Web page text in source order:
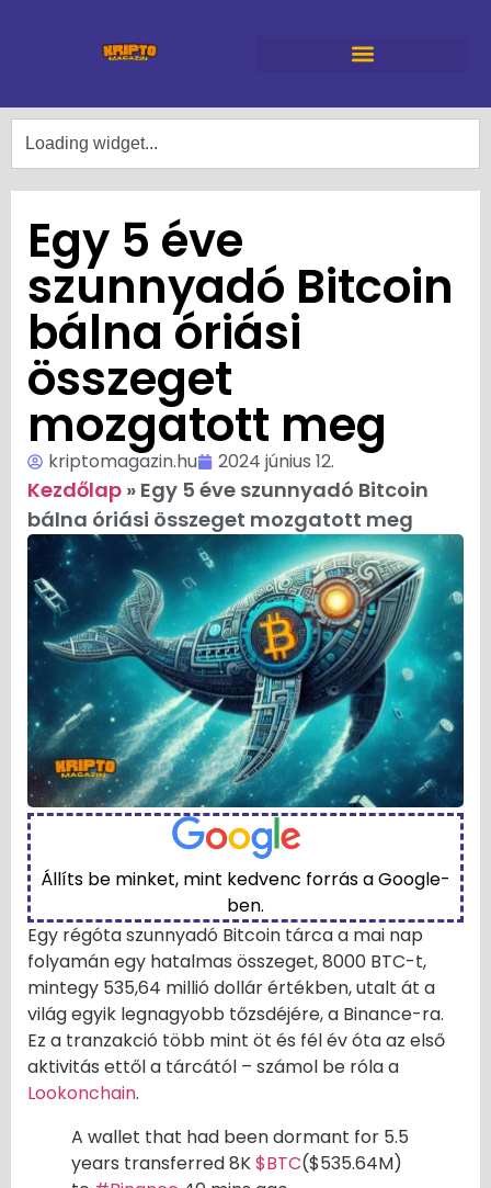
Egy 5 éve
szunnyadó Bitcoin
bálna óriási
összeget
mozgatott meg
kriptomagazin.hu 2024 június 12.
Kezdőlap » Egy 5 éve szunnyadó Bitcoin
bálna óriási összeget mozgatott meg
Állíts be minket, mint kedvenc forrás a Google-
ben.
Egy régóta szunnyadó Bitcoin tárca a mai nap
folyamán egy hatalmas összeget, 8000 BTC-t,
mintegy 535,64 millió dollár értékben, utalt át a
világ egyik legnagyobb tőzsdéjére, a Binance-ra.
Ez a tranzakció több mint öt és fél év óta az első
aktivitás ettől a tárcától – számol be róla a
Lookonchain.
A wallet that had been dormant for 5.5
years transferred 8K$BTC($535.64M)